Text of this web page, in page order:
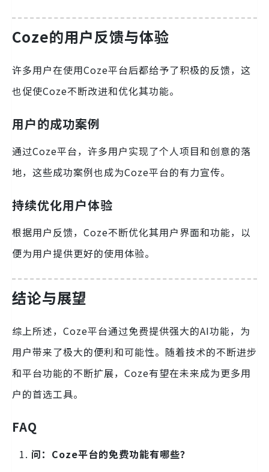
Coze的用户反馈与体验
许多用户在使用Coze平台后都给予了积极的反馈，这
也促使Coze不断改进和优化其功能。
用户的成功案例
通过Coze平台，许多用户实现了个人项目和创意的落
地，这些成功案例也成为Coze平台的有力宣传。
持续优化用户体验
根据用户反馈，Coze不断优化其用户界面和功能，以
便为用户提供更好的使用体验。
结论与展望
综上所述，Coze平台通过免费提供强大的AI功能，为
用户带来了极大的便利和可能性。随着技术的不断进步
和平台功能的不断扩展，Coze有望在未来成为更多用
户的首选工具。
FAQ
问：Coze平台的免费功能有哪些？